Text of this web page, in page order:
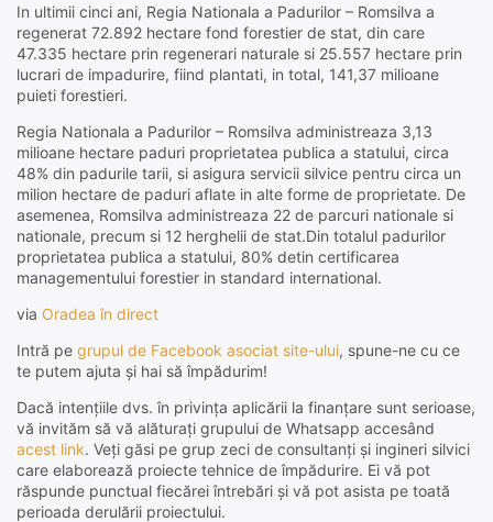
In ultimii cinci ani, Regia Nationala a Padurilor – Romsilva a
regenerat 72.892 hectare fond forestier de stat, din care
47.335 hectare prin regenerari naturale si 25.557 hectare prin
lucrari de impadurire, fiind plantati, in total, 141,37 milioane
puieti forestieri.
Regia Nationala a Padurilor – Romsilva administreaza 3,13
milioane hectare paduri proprietatea publica a statului, circa
48% din padurile tarii, si asigura servicii silvice pentru circa un
milion hectare de paduri aflate in alte forme de proprietate. De
asemenea, Romsilva administreaza 22 de parcuri nationale si
nationale, precum si 12 herghelii de stat.Din totalul padurilor
proprietatea publica a statului, 80% detin certificarea
managementului forestier in standard international.
via Oradea în direct
Intră pe grupul de Facebook asociat site-ului, spune-ne cu ce
te putem ajuta și hai să împădurim!
Dacă intențiile dvs. în privința aplicării la finanțare sunt serioase,
vă invităm să vă alăturați grupului de Whatsapp accesând
acest link. Veți găsi pe grup zeci de consultanți și ingineri silvici
care elaborează proiecte tehnice de împădurire. Ei vă pot
răspunde punctual fiecărei întrebări și vă pot asista pe toată
perioada derulării proiectului.